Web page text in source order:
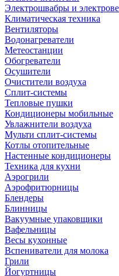
Электрошвабры и
Климатическая техника
Вентиляторы
Водонагреватели
Метеостанции
Обогреватели
Осушители
Очистители воздуха
Сплит-системы
Тепловые пушки
Кондиционеры мобильные
Увлажнители воздуха
Мульти сплит-системы
Котлы отопительные
Настенные кондиционеры
Техника для кухни
Аэрогрили
Аэрофритюрницы
Блендеры
Блинницы
Вакуумные упаковщики
Вафельницы
Весы кухонные
Вспениватели для молока
Грили
Йогуртницы